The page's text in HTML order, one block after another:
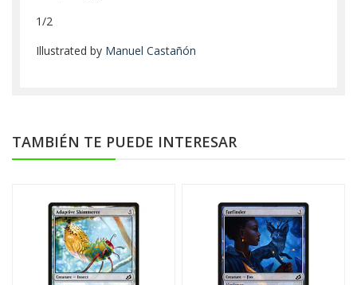
1/2
Illustrated by Manuel Castañón
TAMBIÉN TE PUEDE INTERESAR